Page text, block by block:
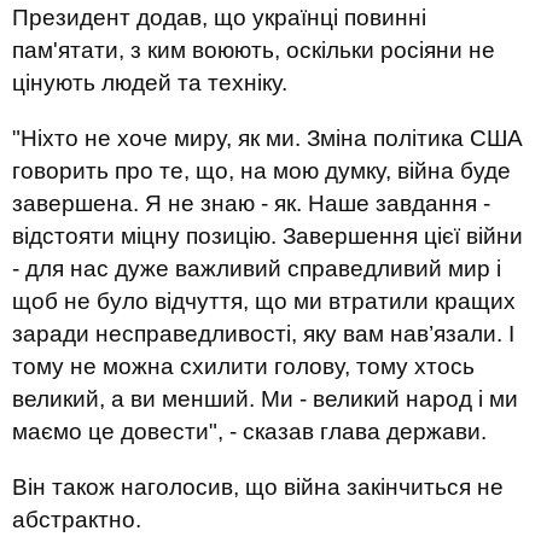
Президент додав, що українці повинні
пам'ятати, з ким воюють, оскільки росіяни не
цінують людей та техніку.
"Ніхто не хоче миру, як ми. Зміна політика США
говорить про те, що, на мою думку, війна буде
завершена. Я не знаю - як. Наше завдання -
відстояти міцну позицію. Завершення цієї війни
- для нас дуже важливий справедливий мир і
щоб не було відчуття, що ми втратили кращих
заради несправедливості, яку вам нав’язали. І
тому не можна схилити голову, тому хтось
великий, а ви менший. Ми - великий народ і ми
маємо це довести", - сказав глава держави.
Він також наголосив, що війна закінчиться не
абстрактно.